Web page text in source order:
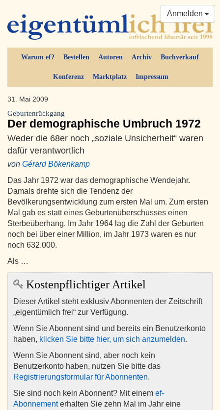
Warum ef? Bestellen Autoren Archiv Buchverkauf
Konferenz Marktplatz Impressum
Anmelden
31. Mai 2009
Geburtenrückgang
Der demographische Umbruch 1972
Weder die 68er noch „soziale Unsicherheit“ waren
dafür verantwortlich
von Gérard Bökenkamp
Das Jahr 1972 war das demographische Wendejahr.
Damals drehte sich die Tendenz der
Bevölkerungsentwicklung zum ersten Mal um. Zum ersten
Mal gab es statt eines Geburtenüberschusses einen
Sterbeüberhang. Im Jahr 1964 lag die Zahl der Geburten
noch bei über einer Million, im Jahr 1973 waren es nur
noch 632.000.
Als …
Kostenpflichtiger Artikel
Dieser Artikel steht exklusiv Abonnenten der Zeitschrift
„eigentümlich frei“ zur Verfügung.
Wenn Sie Abonnent sind und bereits ein Benutzerkonto
haben, klicken Sie bitte hier, um sich anzumelden.
Wenn Sie Abonnent sind, aber noch kein
Benutzerkonto haben, nutzen Sie bitte das
Registrierungsformular für Abonnenten.
Sie sind noch kein Abonnent? Mit einem ef-
Abonnementerhalten Sie zehn Mal im Jahr eine